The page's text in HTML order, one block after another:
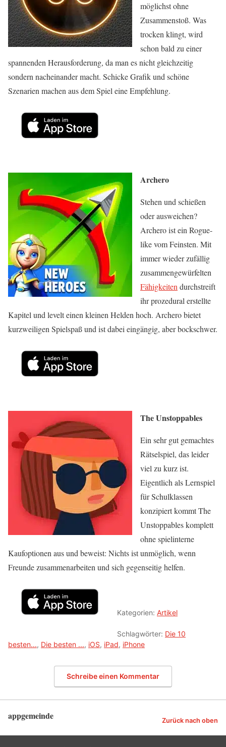
möglichst ohne
Zusammenstoß. Was
trocken klingt, wird
schon bald zu einer
spannenden Herausforderung, da man es nicht gleichzeitig
sondern nacheinander macht. Schicke Grafik und schöne
Szenarien machen aus dem Spiel eine Empfehlung.
Archero
Stehen und schießen
oder ausweichen?
Archero ist ein Rogue-
like vom Feinsten. Mit
immer wieder zufällig
zusammengewürfelten
Fähigkeiten durchstreift
ihr prozedural erstellte
Kapitel und levelt einen kleinen Helden hoch. Archero bietet
kurzweiligen Spielspaß und ist dabei eingängig, aber bockschwer.
The Unstoppables
Ein sehr gut gemachtes
Rätselspiel, das leider
viel zu kurz ist.
Eigentlich als Lernspiel
für Schulklassen
konzipiert kommt The
Unstoppables komplett
ohne spielinterne
Kaufoptionen aus und beweist: Nichts ist unmöglich, wenn
Freunde zusammenarbeiten und sich gegenseitig helfen.
Kategorien: Artikel
Schlagwörter: Die 10
besten..., Die besten ..., iOS, iPad, iPhone
Schreibe einen Kommentar
appgemeinde Zurück nach oben